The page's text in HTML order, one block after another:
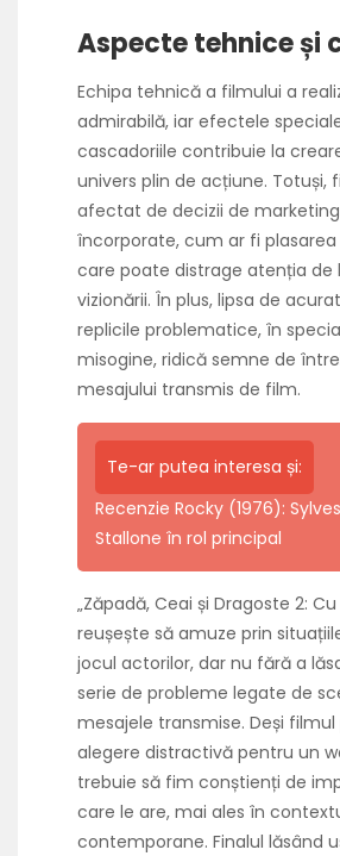
Aspecte tehnice și
Echipa tehnică a filmului a
admirabilă, iar efectele
cascadoriile contribuie la
univers plin de acțiune. Totuși,
afectat de decizii de
încorporate, cum ar fi plasarea
care poate distrage atenția de
vizionării. În plus, lipsa de
replicile problematice, în
misogine, ridică semne de
mesajului transmis de film.
Te-ar putea interesa și:
Recenzie Rocky (1976):
Stallone în rol principal
„Zăpadă, Ceai și Dragoste 2:
reușește să amuze prin
jocul actorilor, dar nu fără a
serie de probleme legate de
mesajele transmise. Deși
alegere distractivă pentru un
trebuie să fim conștienți de
care le are, mai ales în
contemporane. Finalul lăsând